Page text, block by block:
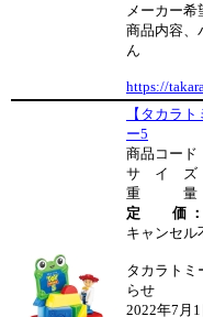
メーカー希
商品内容、
ん
https://
【タカラ
ー5
商品コード
サ イ ズ
重 量
定 価 ：
キャンセル
タカラト
らせ
2022年7月